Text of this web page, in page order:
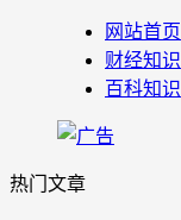
网站首页
财经知识
百科知识
热门文章